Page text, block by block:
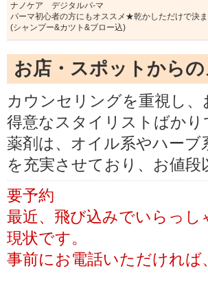
ナノケア デジタルパ-マ
パーマ初心者の方にもオススメ★乾かしただけで
(シャンプー&カツト&ブロー込)
お店・スポットから
カウンセリングを重視し
得意なスタイリストばか
薬剤は、オイル系やハー
を充実させており、お値
要予約
最近、飛び込みでいらっ
現状です。
事前にお電話いただけれ